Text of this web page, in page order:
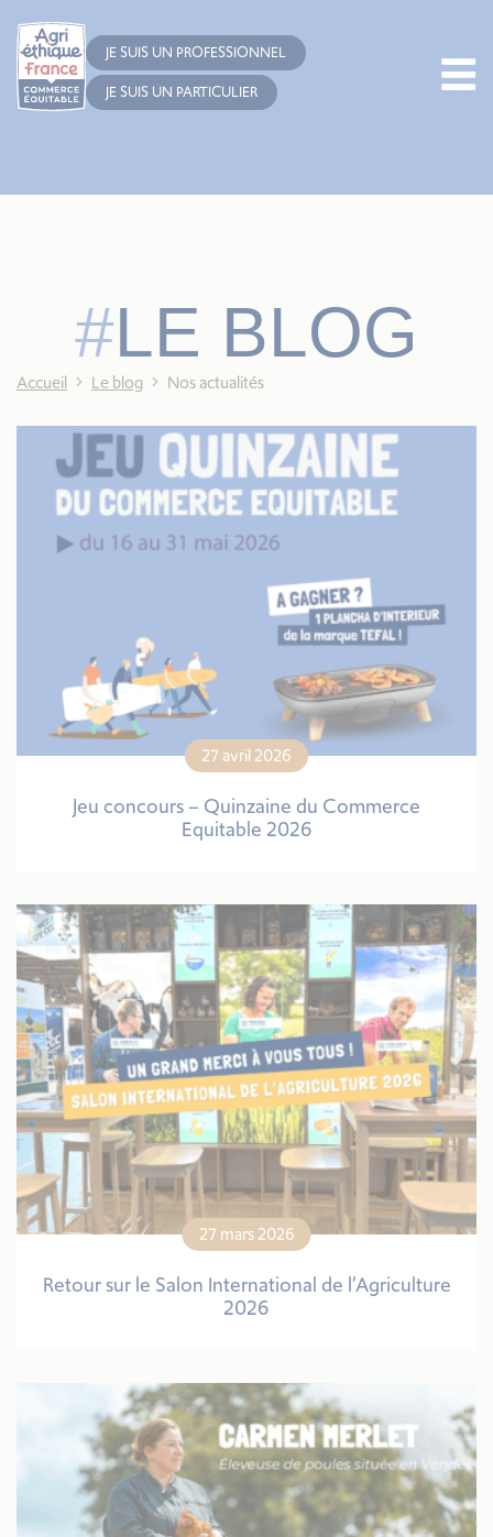
JE SUIS UN PROFESSIONNEL
JE SUIS UN PARTICULIER
LE BLOG
Accueil Le blog Nos actualités
Jeu concours – Quinzaine du Commerce
Equitable 2026
27 avril 2026
Retour sur le Salon International de l’Agriculture
2026
27 mars 2026